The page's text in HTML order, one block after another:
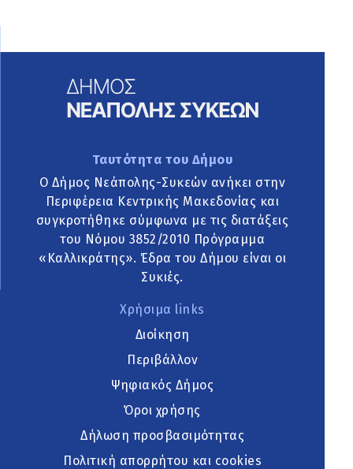
Ταυτότητα του Δήμου
Ο Δήμος Νεάπολης-Συκεών ανήκει στην
Περιφέρεια Κεντρικής Μακεδονίας και
συγκροτήθηκε σύμφωνα με τις διατάξεις
του Νόμου 3852/2010 Πρόγραμμα
«Καλλικράτης». Έδρα του Δήμου είναι οι
Συκιές.
Χρήσιμα links
Διοίκηση
Περιβάλλον
Ψηφιακός Δήμος
Όροι χρήσης
Δήλωση προσβασιμότητας
Πολιτική απορρήτου και cookies